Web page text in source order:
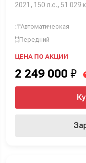
2021, 150 л.с., 51 029
Автоматическая
Передний
ЦЕНА ПО АКЦИИ
2 249 000 ₽